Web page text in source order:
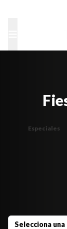
Especiales
Selecciona